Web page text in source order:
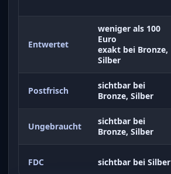
Entwertet
weniger als 100
Euro
exakt bei Bronze,
Silber
Postfrisch
sichtbar bei
Bronze, Silber
Ungebraucht
sichtbar bei
Bronze, Silber
FDC sichtbar bei Silber